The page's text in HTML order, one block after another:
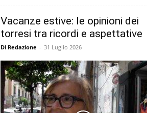
Vacanze estive: le opinioni dei
torresi tra ricordi e aspettative
Di Redazione - 31 Luglio 2026